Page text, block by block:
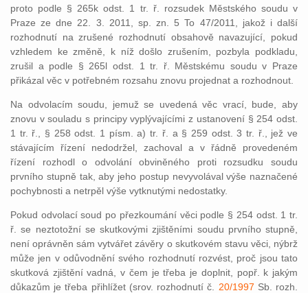
proto podle § 265k odst. 1 tr. ř. rozsudek Městského soudu v
Praze ze dne 22. 3. 2011, sp. zn. 5 To 47/2011, jakož i další
rozhodnutí na zrušené rozhodnutí obsahově navazující, pokud
vzhledem ke změně, k níž došlo zrušením, pozbyla podkladu,
zrušil a podle § 265l odst. 1 tr. ř. Městskému soudu v Praze
přikázal věc v potřebném rozsahu znovu projednat a rozhodnout.
Na odvolacím soudu, jemuž se uvedená věc vrací, bude, aby
znovu v souladu s principy vyplývajícími z ustanovení § 254 odst.
1 tr. ř., § 258 odst. 1 písm. a) tr. ř. a § 259 odst. 3 tr. ř., jež ve
stávajícím řízení nedodržel, zachoval a v řádně provedeném
řízení rozhodl o odvolání obviněného proti rozsudku soudu
prvního stupně tak, aby jeho postup nevyvolával výše naznačené
pochybnosti a netrpěl výše vytknutými nedostatky.
Pokud odvolací soud po přezkoumání věci podle § 254 odst. 1 tr.
ř. se neztotožní se skutkovými zjištěními soudu prvního stupně,
není oprávněn sám vytvářet závěry o skutkovém stavu věci, nýbrž
může jen v odůvodnění svého rozhodnutí rozvést, proč jsou tato
skutková zjištění vadná, v čem je třeba je doplnit, popř. k jakým
důkazům je třeba přihlížet (srov. rozhodnutí č. 20/1997 Sb. rozh.